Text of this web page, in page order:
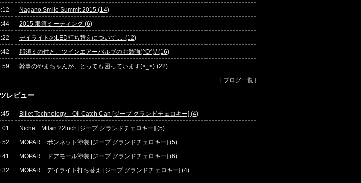
Nagano Smile Summit 2015 (14)
2015 那須ミーティング (6)
デイライトのLED打ち替えについて..... (12)
那須ミの件と、ツインエアーバルブのお勉強(^O^)/ (16)
幹事のやまちゃんが、とっても困っています(>_<) (22)
[ ブログ一覧 ]
レビュー
Billet Technology Oil Catch Can [ジープ グランドチェロキー] (4)
Niche Milan 22inch [ジープ グランドチェロキー] (5)
MOPAR ボンネット塗装 [ジープ グランドチェロキー] (5)
MOPAR ドアモール塗装 [ジープ グランドチェロキー] (6)
MOPAR デイライト打ち替え [ジープ グランドチェロキー] (4)